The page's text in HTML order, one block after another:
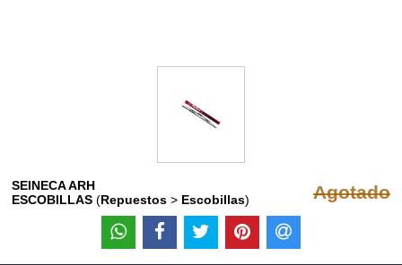
SEINECA ARH
ESCOBILLAS (Repuestos > Escobillas) Agotado